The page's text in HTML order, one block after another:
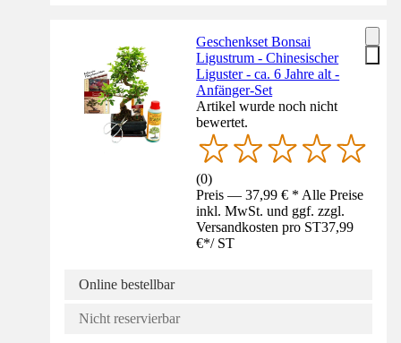
Geschenkset Bonsai
Ligustrum - Chinesischer
Liguster - ca. 6 Jahre alt -
Anfänger-Set
Artikel wurde noch nicht
bewertet.
(0)
Preis — 37,99 € * Alle Preise
inkl. MwSt. und ggf. zzgl.
Versandkosten pro ST37,99
€*/ ST
Online bestellbar
Nicht reservierbar